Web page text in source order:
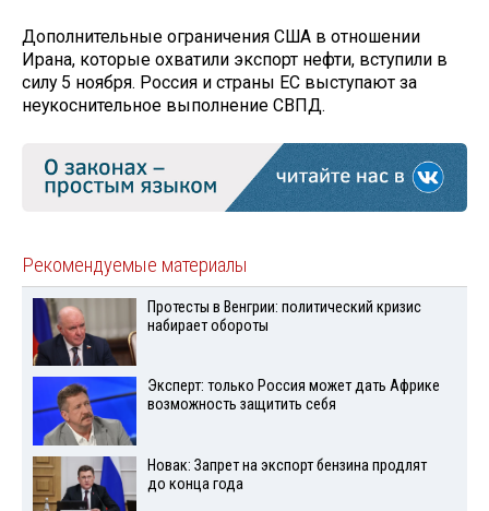
Дополнительные ограничения США в отношении
Ирана, которые охватили экспорт нефти, вступили в
силу 5 ноября. Россия и страны ЕС выступают за
неукоснительное выполнение СВПД.
Рекомендуемые материалы
Протесты в Венгрии: политический кризис
набирает обороты
Эксперт: только Россия может дать Африке
возможность защитить себя
Новак: Запрет на экспорт бензина продлят
до конца года